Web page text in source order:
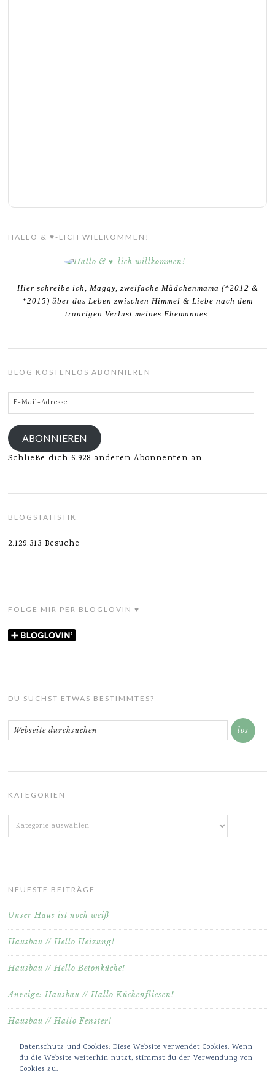
HALLO & ♥-LICH WILLKOMMEN!
Hier schreibe ich, Maggy, zweifache Mädchenmama (*2012 &
*2015) über das Leben zwischen Himmel & Liebe nach dem
traurigen Verlust meines Ehemannes.
BLOG KOSTENLOS ABONNIEREN
E-
Mail-
Adresse
ABONNIEREN
Schließe dich 6.928 anderen Abonnenten an
BLOGSTATISTIK
2.129.313 Besuche
FOLGE MIR PER BLOGLOVIN ♥
DU SUCHST ETWAS BESTIMMTES?
KATEGORIEN
Kategorien
NEUESTE BEITRÄGE
Unser Haus ist noch weiß
Hausbau // Hello Heizung!
Hausbau // Hello Betonküche!
Anzeige: Hausbau // Hallo Küchenfliesen!
Hausbau // Hallo Fenster!
Datenschutz und Cookies: Diese Website verwendet Cookies. Wenn
du die Website weiterhin nutzt, stimmst du der Verwendung von
Cookies zu.